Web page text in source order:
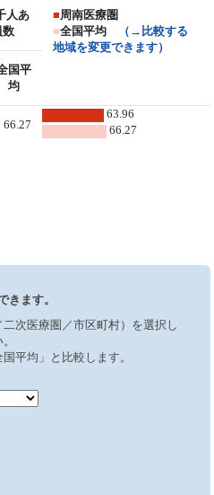
人あ
数
■周南医療圏
■全国平均
（→比較する
地域を変更できます）
国平
均
66.27
63.96
66.27
きます。
次医療圏／市区町村）を選択し
平均」と比較します。